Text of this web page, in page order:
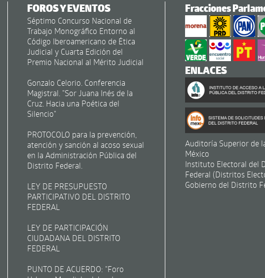
FOROS Y EVENTOS
Séptimo Concurso Nacional de
Trabajo Monográfico Entorno al
Código Iberoamericano de Ética
Judicial y Cuarta Edición del
Premio Nacional al Mérito Judicial
Gonzalo Celorio. Conferencia
Magistral. "Sor Juana Inés de la
Cruz. Hacia una Poética del
Silencio"
PROTOCOLO para la prevención,
atención y sanción al acoso sexual
en la Administración Pública del
Distrito Federal.
LEY DE PRESUPUESTO
PARTICIPATIVO DEL DISTRITO
FEDERAL
LEY DE PARTICIPACIÓN
CIUDADANA DEL DISTRITO
FEDERAL
PUNTO DE ACUERDO: "Foro
Fracciones
ENLACES
Auditoría Superior de
México
Instituto Electoral del
Federal (Distritos
Gobierno del Distrito